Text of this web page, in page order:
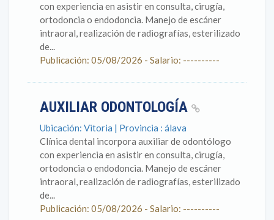
con experiencia en asistir en consulta, cirugía,
ortodoncia o endodoncia. Manejo de escáner
intraoral, realización de radiografías, esterilizado
de...
Publicación: 05/08/2026 - Salario: ----------
AUXILIAR ODONTOLOGÍA
Ubicación: Vitoria | Provincia : álava
Clínica dental incorpora auxiliar de odontólogo
con experiencia en asistir en consulta, cirugía,
ortodoncia o endodoncia. Manejo de escáner
intraoral, realización de radiografías, esterilizado
de...
Publicación: 05/08/2026 - Salario: ----------